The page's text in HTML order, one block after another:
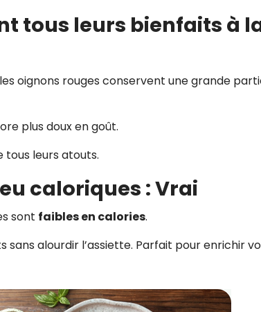
tous leurs bienfaits à
oignons rouges conservent une grande
plus doux en goût.
tous leurs atouts.
caloriques : Vrai
sont faibles en calories.
alourdir l’assiette. Parfait pour enrichir